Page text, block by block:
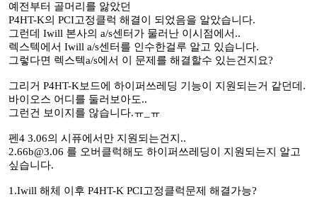
예전부터 골머리를 앓았던
P4HT-K의 PCI고정클럭 해결이 되었음을 알았습니다.
그런데 Iwill 본사의 a/s센터가 물러난 이시점에서..
렉스텍에서 Iwill a/s센터를 인수한걸루 알고 있습니다.
그렇다면 렉스텍a/s에서 이 문제를 해결할수 있는건지요?
그리거 P4HT-K보드에 하이퍼쓰레딩 기능이 지원되는거 같던데.
바이오스 어디를 둘러보아도..
그런건 보이지를 않습니다.ㅠ_ㅠ
펜4 3.06의 시퓨에서만 지원되는건지..
2.66b@3.06 를 오버클럭해도 하이퍼쓰레딩이 지원되는지 알고
싶습니다.
1.Iwill 해체 이후 P4HT-K PCI고정클럭문제 해결가능?